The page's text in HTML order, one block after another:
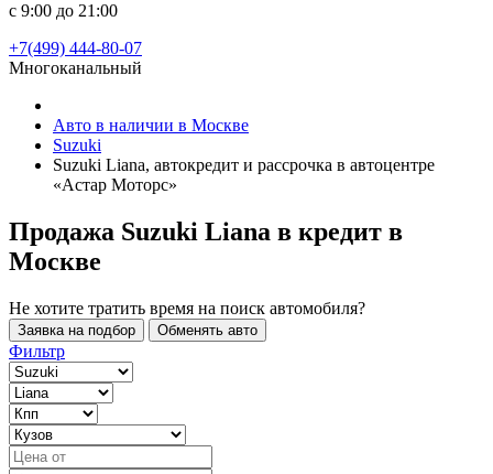
с 9:00 до 21:00
+7(499) 444-80-07
Многоканальный
Авто в наличии в Москве
Suzuki
Suzuki Liana, автокредит и рассрочка в автоцентре
«Астар Моторс»
Продажа Suzuki Liana в кредит в
Москве
Не хотите тратить время на поиск автомобиля?
Заявка на подбор Обменять авто
Фильтр